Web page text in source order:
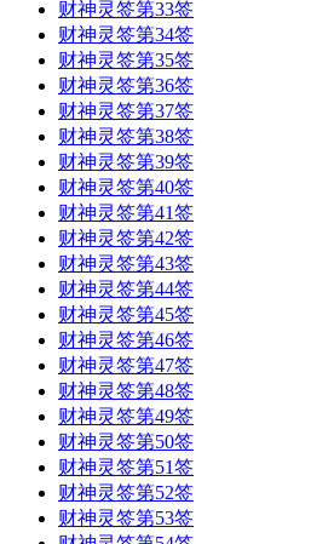
财神灵签第33签
财神灵签第34签
财神灵签第35签
财神灵签第36签
财神灵签第37签
财神灵签第38签
财神灵签第39签
财神灵签第40签
财神灵签第41签
财神灵签第42签
财神灵签第43签
财神灵签第44签
财神灵签第45签
财神灵签第46签
财神灵签第47签
财神灵签第48签
财神灵签第49签
财神灵签第50签
财神灵签第51签
财神灵签第52签
财神灵签第53签